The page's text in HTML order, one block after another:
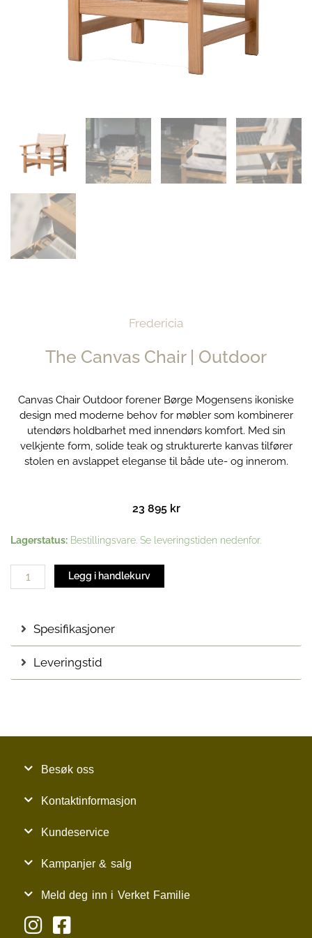
Fredericia
The Canvas Chair | Outdoor
Canvas Chair Outdoor forener Børge Mogensens ikoniske
design med moderne behov for møbler som kombinerer
utendørs holdbarhet med innendørs komfort. Med sin
velkjente form, solide teak og strukturerte kanvas tilfører
stolen en avslappet eleganse til både ute- og innerom.
23 895 kr
Lagerstatus: Bestillingsvare. Se leveringstiden nedenfor.
The
|
Legg i handlekurv
Spesifikasjoner
Leveringstid
Besøk oss
Kontaktinformasjon
Kundeservice
Kampanjer & salg
Meld deg inn i Verket Familie